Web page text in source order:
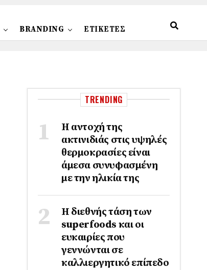
BRANDING ΕΤΙΚΕΤΕΣ
TRENDING
Η αντοχή της
ακτινιδιάς στις υψηλές
θερμοκρασίες είναι
άμεσα συνυφασμένη
με την ηλικία της
Η διεθνής τάση των
superfoods και οι
ευκαιρίες που
γεννώνται σε
καλλιεργητικό επίπεδο